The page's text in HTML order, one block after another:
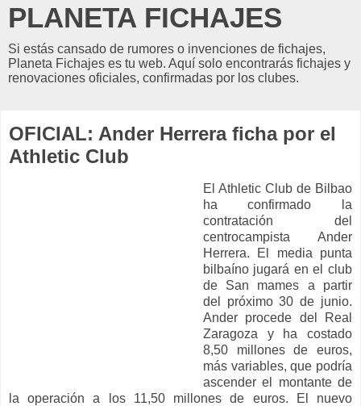
PLANETA FICHAJES
Si estás cansado de rumores o invenciones de fichajes,
Planeta Fichajes es tu web. Aquí solo encontrarás fichajes y
renovaciones oficiales, confirmadas por los clubes.
OFICIAL: Ander Herrera ficha por el
Athletic Club
El Athletic Club de Bilbao
ha confirmado la
contratación del
centrocampista Ander
Herrera. El media punta
bilbaíno jugará en el club
de San mames a partir
del próximo 30 de junio.
Ander procede del Real
Zaragoza y ha costado
8,50 millones de euros,
más variables, que podría
ascender el montante de
la operación a los 11,50 millones de euros. El nuevo